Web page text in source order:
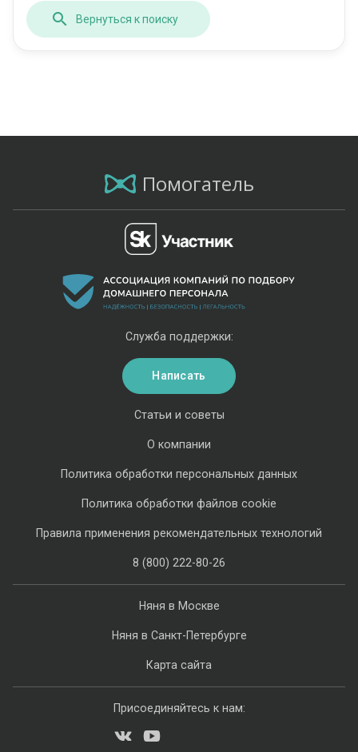
Вернуться к поиску
Помогатель
Няня в Москве
Няня в Санкт-Петербурге
Карта сайта
Статьи и советы
О компании
Политика обработки персональных данных
Политика обработки файлов cookie
Правила применения рекомендательных технологий
8 (800) 222-80-26
Служба поддержки:
Написать
Присоединяйтесь к нам: